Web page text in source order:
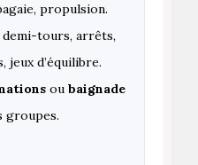
propulsion.
demi-tours, arrêts,
d’équilibre.
ou baignade
groupes.